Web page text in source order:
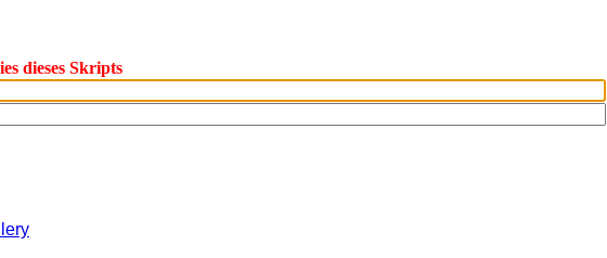
dieses Skripts